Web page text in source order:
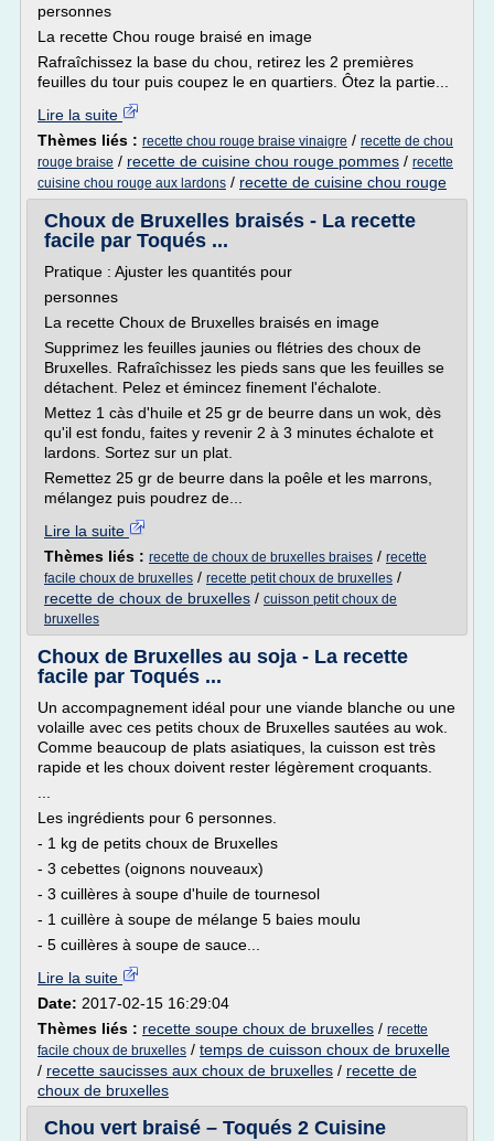
personnes
La recette Chou rouge braisé en image
Rafraîchissez la base du chou, retirez les 2 premières
feuilles du tour puis coupez le en quartiers. Ôtez la partie...
Lire la suite
Thèmes liés : recette chou rouge braise vinaigre / recette de chou
rouge braise / recette de cuisine chou rouge pommes / recette
cuisine chou rouge aux lardons / recette de cuisine chou rouge
Choux de Bruxelles braisés - La recette
facile par Toqués ...
Pratique : Ajuster les quantités pour
personnes
La recette Choux de Bruxelles braisés en image
Supprimez les feuilles jaunies ou flétries des choux de
Bruxelles. Rafraîchissez les pieds sans que les feuilles se
détachent. Pelez et émincez finement l'échalote.
Mettez 1 càs d'huile et 25 gr de beurre dans un wok, dès
qu'il est fondu, faites y revenir 2 à 3 minutes échalote et
lardons. Sortez sur un plat.
Remettez 25 gr de beurre dans la poêle et les marrons,
mélangez puis poudrez de...
Lire la suite
Thèmes liés : recette de choux de bruxelles braises / recette
facile choux de bruxelles / recette petit choux de bruxelles /
recette de choux de bruxelles / cuisson petit choux de
bruxelles
Choux de Bruxelles au soja - La recette
facile par Toqués ...
Un accompagnement idéal pour une viande blanche ou une
volaille avec ces petits choux de Bruxelles sautées au wok.
Comme beaucoup de plats asiatiques, la cuisson est très
rapide et les choux doivent rester légèrement croquants.
Les ingrédients pour 6 personnes.
- 1 kg de petits choux de Bruxelles
- 3 cebettes (oignons nouveaux)
- 3 cuillères à soupe d'huile de tournesol
- 1 cuillère à soupe de mélange 5 baies moulu
- 5 cuillères à soupe de sauce...
Lire la suite
Date: 2017-02-15 16:29:04
Thèmes liés : recette soupe choux de bruxelles / recette
facile choux de bruxelles / temps de cuisson choux de bruxelle
/ recette saucisses aux choux de bruxelles / recette de
choux de bruxelles
Chou vert braisé – Toqués 2 Cuisine